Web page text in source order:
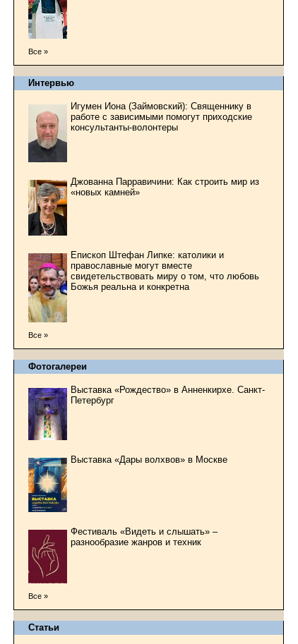
Все »
Интервью
Игумен Иона (Займовский): Священнику в
работе с зависимыми помогут приходские
консультанты-волонтеры
Джованна Парравичини: Как строить мир из
«новых камней»
Епископ Штефан Липке: католики и
православные могут вместе
свидетельствовать миру о том, что любовь
Божья реальна и конкретна
Все »
Фотогалереи
Выставка «Рождество» в Анненкирхе. Санкт-
Петербург
Выставка «Дары волхвов» в Москве
Фестиваль «Видеть и слышать» –
разнообразие жанров и техник
Все »
Статьи